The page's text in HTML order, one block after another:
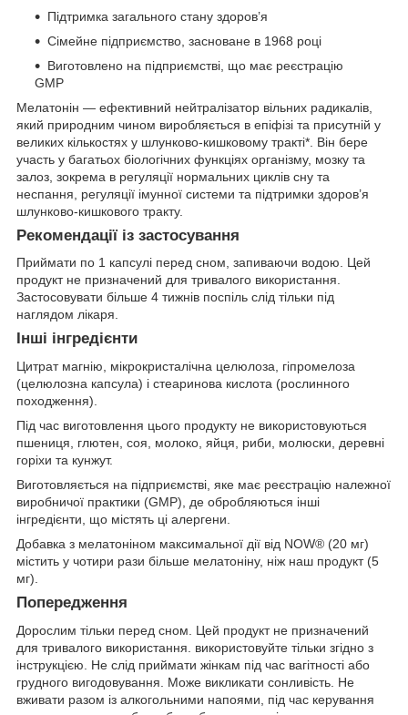
Підтримка загального стану здоров’я
Сімейне підприємство, засноване в 1968 році
Виготовлено на підприємстві, що має реєстрацію
GMP
Мелатонін — ефективний нейтралізатор вільних радикалів,
який природним чином виробляється в епіфізі та присутній у
великих кількостях у шлунково-кишковому тракті*. Він бере
участь у багатьох біологічних функціях організму, мозку та
залоз, зокрема в регуляції нормальних циклів сну та
неспання, регуляції імунної системи та підтримки здоров’я
шлунково-кишкового тракту.
Рекомендації із застосування
Приймати по 1 капсулі перед сном, запиваючи водою. Цей
продукт не призначений для тривалого використання.
Застосовувати більше 4 тижнів поспіль слід тільки під
наглядом лікаря.
Інші інгредієнти
Цитрат магнію, мікрокристалічна целюлоза, гіпромелоза
(целюлозна капсула) і стеаринова кислота (рослинного
походження).
Під час виготовлення цього продукту не використовуються
пшениця, глютен, соя, молоко, яйця, риби, молюски, деревні
горіхи та кунжут.
Виготовляється на підприємстві, яке має реєстрацію належної
виробничої практики (GMP), де обробляються інші
інгредієнти, що містять ці алергени.
Добавка з мелатоніном максимальної дії від NOW® (20 мг)
містить у чотири рази більше мелатоніну, ніж наш продукт (5
мг).
Попередження
Дорослим тільки перед сном. Цей продукт не призначений
для тривалого використання. використовуйте тільки згідно з
інструкцією. Не слід приймати жінкам під час вагітності або
грудного вигодовування. Може викликати сонливість. Не
вживати разом із алкогольними напоями, під час керування